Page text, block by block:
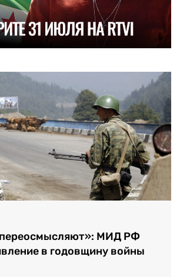
переосмысляют»: МИД РФ
в годовщину войны